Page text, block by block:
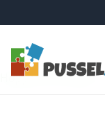
Hoppa till innehåll